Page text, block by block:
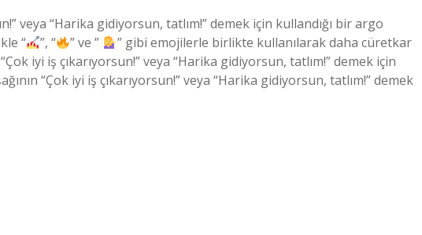
veya “Harika gidiyorsun, tatlım!” demek için kullandığı bir argo
“
”, “ ” ve ”
” gibi emojilerle birlikte kullanılarak daha cüretkar
iyi iş çıkarıyorsun!” veya “Harika gidiyorsun, tatlım!” demek için
“Çok iyi iş çıkarıyorsun!” veya “Harika gidiyorsun, tatlım!” demek